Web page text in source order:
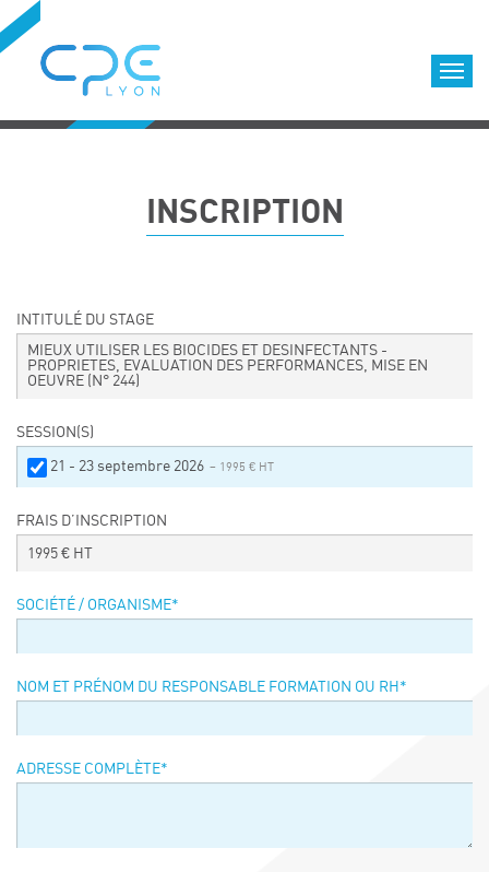
Formations diplômantes
Equipe
Nous choisir
Nos locaux
Accès
Nos clients
Événements
Symposium on Chain Transfer Catalysis for
FRENCH-CHINESE CONFERENCE ON GREEN
CHEMISTRY
Contacts
INSCRIPTION
INTITULÉ DU STAGE
MIEUX UTILISER LES BIOCIDES ET DESINFECTANTS -
PROPRIETES, EVALUATION DES PERFORMANCES, MISE EN
OEUVRE (N° 244)
SESSION(S)
21 - 23 septembre 2026 – 1995 € HT
FRAIS D’INSCRIPTION
1995 € HT
SOCIÉTÉ / ORGANISME*
NOM ET PRÉNOM DU RESPONSABLE FORMATION OU RH *
ADRESSE COMPLÈTE*
Cookies management panel